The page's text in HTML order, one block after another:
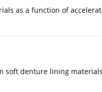
as a function of
soft denture lining